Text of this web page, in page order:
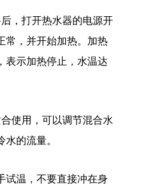
，打开热水器的电源开
常，并开始加热。加热
表示加热停止，水温达
使用，可以调节混合水
的流量。
试温，不要直接冲在身